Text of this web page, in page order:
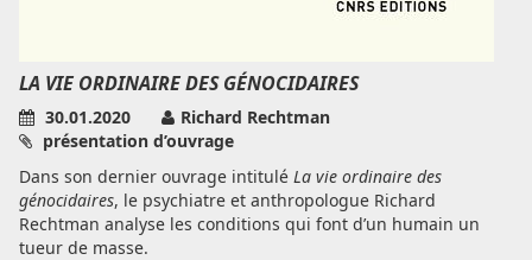
LA VIE ORDINAIRE DES GÉNOCIDAIRES
30.01.2020
Richard Rechtman
présentation d’ouvrage
Dans son dernier ouvrage intitulé La vie ordinaire des
génocidaires, le psychiatre et anthropologue Richard
Rechtman analyse les conditions qui font d’un humain un
tueur de masse.